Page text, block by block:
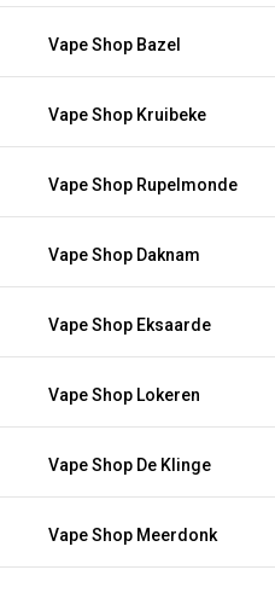
Vape Shop Bazel
Vape Shop Kruibeke
Vape Shop Rupelmonde
Vape Shop Daknam
Vape Shop Eksaarde
Vape Shop Lokeren
Vape Shop De Klinge
Vape Shop Meerdonk